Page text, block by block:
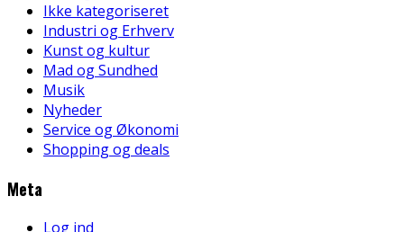
Ikke kategoriseret
Industri og Erhverv
Kunst og kultur
Mad og Sundhed
Musik
Nyheder
Service og Økonomi
Shopping og deals
Meta
Log ind